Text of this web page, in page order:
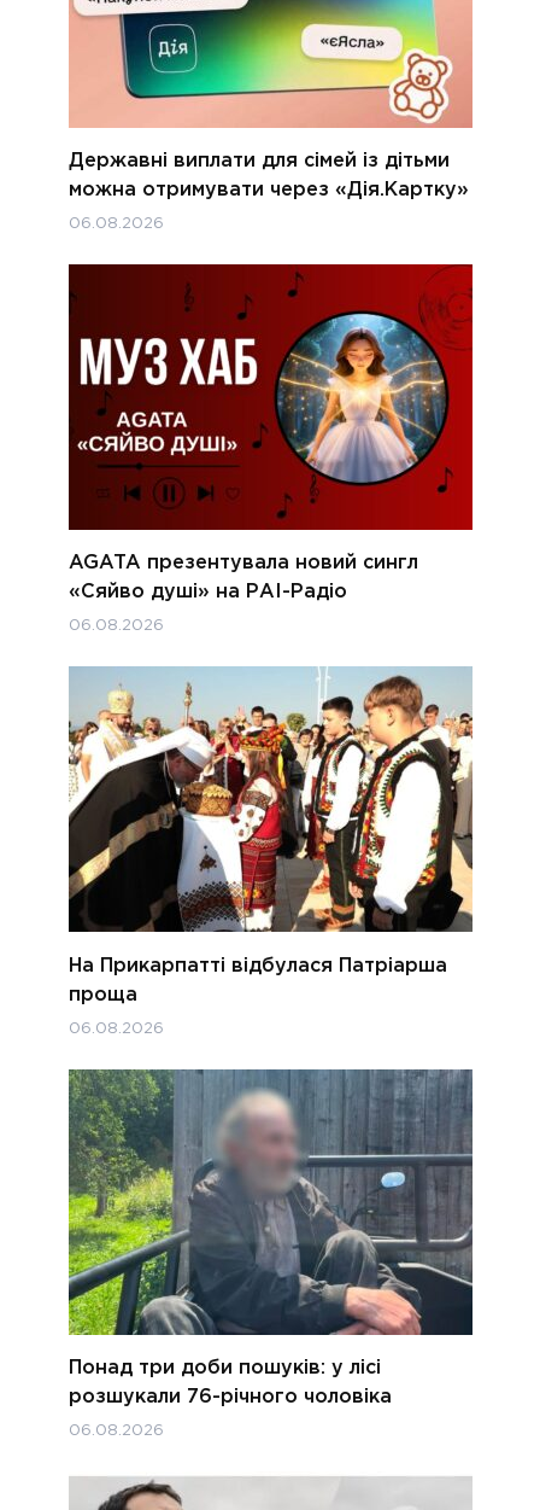
Державні виплати для сімей із дітьми
можна отримувати через «Дія.Картку»
06.08.2026
AGATA презентувала новий сингл
«Сяйво душі» на РАІ-Радіо
06.08.2026
На Прикарпатті відбулася Патріарша
проща
06.08.2026
Понад три доби пошуків: у лісі
розшукали 76-річного чоловіка
06.08.2026